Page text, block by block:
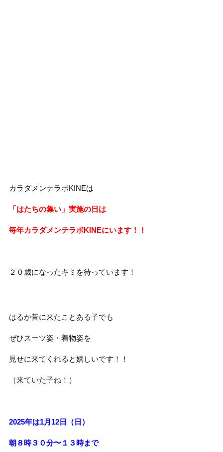
カラダメンテラボKINEは
「はたちの集い」実施の日は
毎年カラダメンテラボKINEにいます！！
２０歳になったキミを待っています！
はるか昔に来たことある子でも
ぜひスーツ姿・着物姿を
見せに来てくれると嬉しいです！！
（来ていた子ね！）
2025年は1月12日（日）
朝８時３０分〜１３時まで